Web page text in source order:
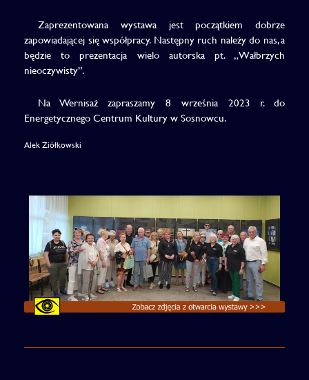
Zaprezentowana wystawa jest początkiem dobrze
zapowiadającej się współpracy. Następny ruch należy do nas, a
będzie to prezentacja wielo autorska pt. „Wałbrzych
nieoczywisty”.
Na Wernisaż zapraszamy 8 września 2023 r. do
Energetycznego Centrum Kultury w Sosnowcu.
Alek Ziółkowski